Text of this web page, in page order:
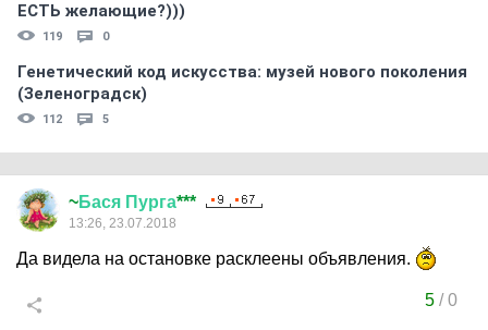
ЕСТЬ желающие?)))
119 0
Генетический код искусства: музей нового поколения
(Зеленоградск)
112 5
~Бася Пурга***
13:26, 23.07.2018
Да видела на остановке расклеены объявления.
5/0